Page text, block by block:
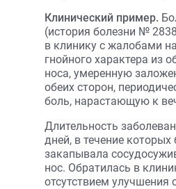
Клинический пример.
(история болезни №
в клинику с жалобами
гнойного характера из
носа, умеренную
обеих сторон,
боль, нарастающую к
Длительность
дней, в течение которых
закапывала
нос. Обратилась в
отсутст­вием улучшения